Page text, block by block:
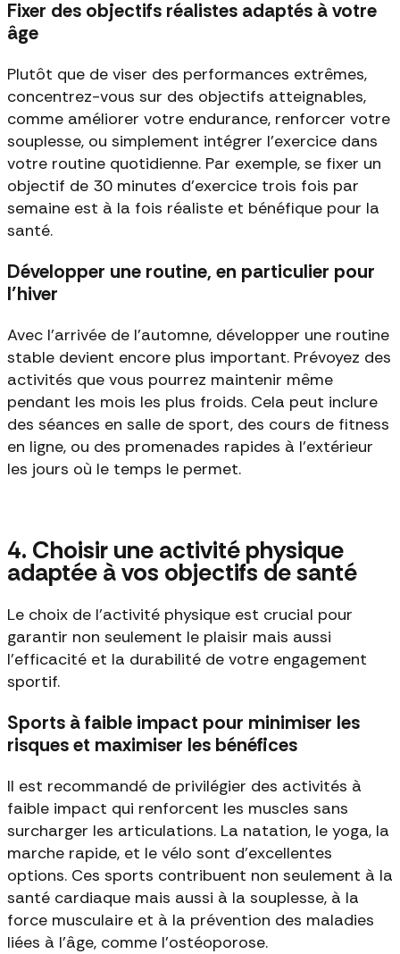
Fixer des objectifs réalistes adaptés à votre
âge
Plutôt que de viser des performances extrêmes,
concentrez-vous sur des objectifs atteignables,
comme améliorer votre endurance, renforcer votre
souplesse, ou simplement intégrer l'exercice dans
votre routine quotidienne. Par exemple, se fixer un
objectif de 30 minutes d'exercice trois fois par
semaine est à la fois réaliste et bénéfique pour la
santé.
Développer une routine, en particulier pour
l’hiver
Avec l'arrivée de l'automne, développer une routine
stable devient encore plus important. Prévoyez des
activités que vous pourrez maintenir même
pendant les mois les plus froids. Cela peut inclure
des séances en salle de sport, des cours de fitness
en ligne, ou des promenades rapides à l'extérieur
les jours où le temps le permet.
4. Choisir une activité physique
adaptée à vos objectifs de santé
Le choix de l'activité physique est crucial pour
garantir non seulement le plaisir mais aussi
l'efficacité et la durabilité de votre engagement
sportif.
Sports à faible impact pour minimiser les
risques et maximiser les bénéfices
Il est recommandé de privilégier des activités à
faible impact qui renforcent les muscles sans
surcharger les articulations. La natation, le yoga, la
marche rapide, et le vélo sont d'excellentes
options. Ces sports contribuent non seulement à la
santé cardiaque mais aussi à la souplesse, à la
force musculaire et à la prévention des maladies
liées à l'âge, comme l'ostéoporose.